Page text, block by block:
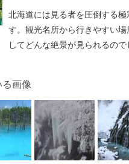
北海道には見る者を圧倒する
す。観光名所から行きやすい
してどんな絶景が見られるので
画像